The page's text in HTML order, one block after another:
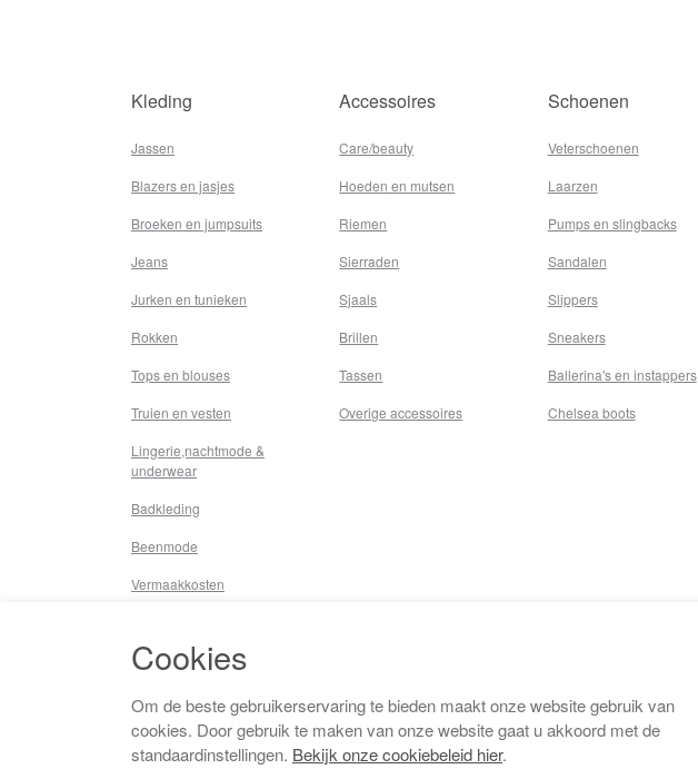
Kleding
Jassen
Blazers en jasjes
Broeken en jumpsuits
Jeans
Jurken en tunieken
Rokken
Tops en blouses
Truien en vesten
Lingerie,nachtmode &
underwear
Badkleding
Beenmode
Vermaakkosten
Overige
Accessoires
Care/beauty
Hoeden en mutsen
Riemen
Sierraden
Sjaals
Brillen
Tassen
Overige accessoires
Schoenen
Veterschoenen
Laarzen
Pumps en slingbacks
Sandalen
Slippers
Sneakers
Ballerina's en instappers
Chelsea boots
Cookies
Om de beste gebruikerservaring te bieden maakt onze website gebruik van
cookies. Door gebruik te maken van onze website gaat u akkoord met de
standaardinstellingen. Bekijk onze cookiebeleid hier.